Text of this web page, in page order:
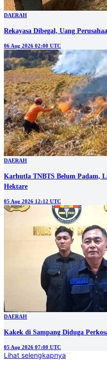
DAERAH
Rekayasa Dibegal, Uang
06 Aug 2026 02:00 UTC
DAERAH
Karhutla TNBTS Belum Padam,
Hektare
05 Aug 2026 12:12 UTC
DAERAH
Kakek di Sampang Diduga
05 Aug 2026 07:00 UTC
Lihat selengkapnya